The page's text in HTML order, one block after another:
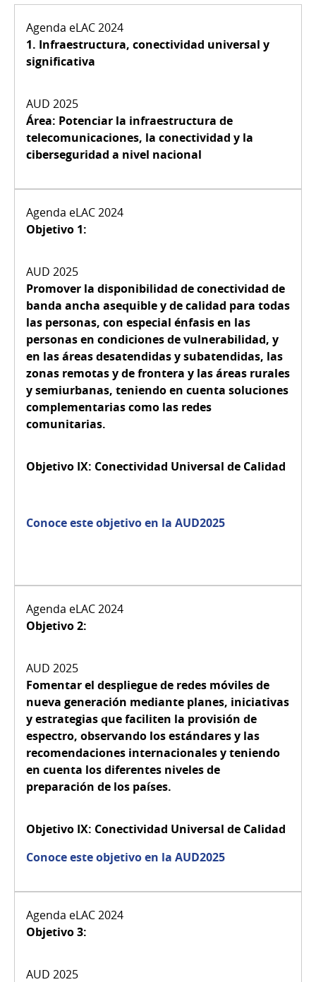
1. Infraestructura, conectividad universal y
significativa
Área: Potenciar la infraestructura de
telecomunicaciones, la conectividad y la
ciberseguridad a nivel nacional
Objetivo 1:
Promover la disponibilidad de conectividad de
banda ancha asequible y de calidad para todas
las personas, con especial énfasis en las
personas en condiciones de vulnerabilidad, y
en las áreas desatendidas y subatendidas, las
zonas remotas y de frontera y las áreas rurales
y semiurbanas, teniendo en cuenta soluciones
complementarias como las redes
comunitarias.
Objetivo IX: Conectividad Universal de Calidad
Conoce este objetivo en la AUD2025
Objetivo 2:
Fomentar el despliegue de redes móviles de
nueva generación mediante planes, iniciativas
y estrategias que faciliten la provisión de
espectro, observando los estándares y las
recomendaciones internacionales y teniendo
en cuenta los diferentes niveles de
preparación de los países.
Objetivo IX: Conectividad Universal de Calidad
Conoce este objetivo en la AUD2025
Objetivo 3: